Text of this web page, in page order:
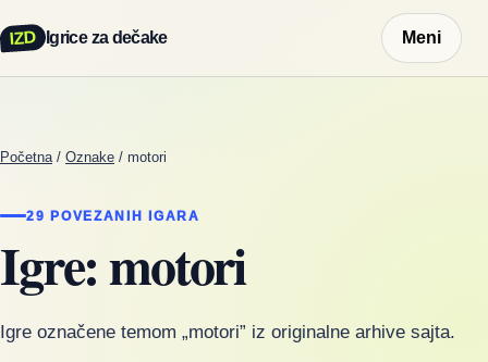
IZD Igrice za dečake Meni
Početna / Oznake / motori
29 POVEZANIH IGARA
Igre: motori
Igre označene temom „motori” iz originalne arhive sajta.